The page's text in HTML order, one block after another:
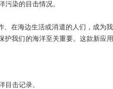
污染的目击情况。
、在海边生活或消遣的人们，成为
我们的海洋至关重要。这款新应
目击记录。